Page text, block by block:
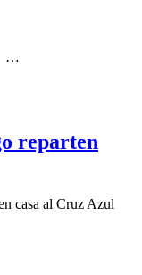
…
reparten
casa al Cruz Azul